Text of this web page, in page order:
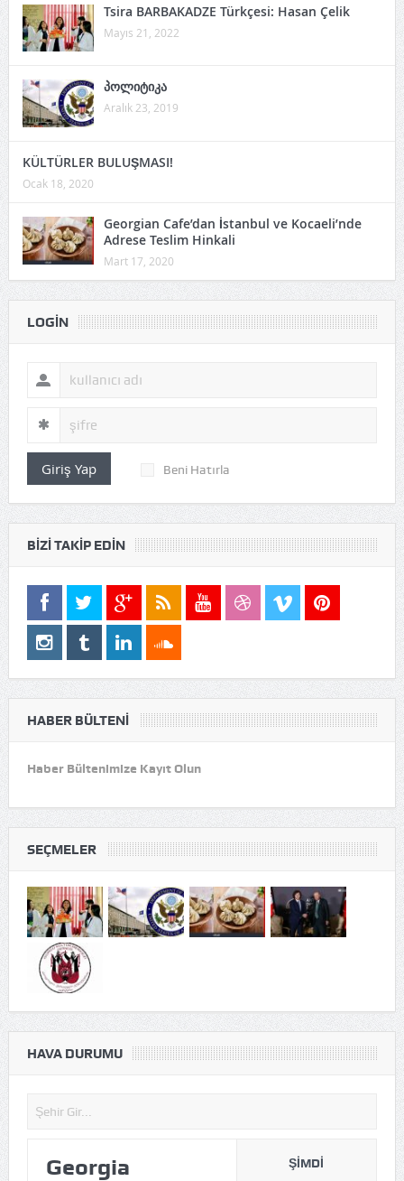
Tsira BARBAKADZE Türkçesi: Hasan Çelik
Mayıs 21, 2022
პოლიტიკა
Aralık 23, 2019
KÜLTÜRLER BULUŞMASI!
Ocak 18, 2020
Georgian Cafe’dan İstanbul ve Kocaeli’nde
Adrese Teslim Hinkali
Mart 17, 2020
LOGIN
Giriş Yap Beni Hatırla
BIZI TAKIP EDIN
HABER BÜLTENI
Haber Bültenimize Kayıt Olun
SEÇMELER
HAVA DURUMU
Georgia ŞIMDI